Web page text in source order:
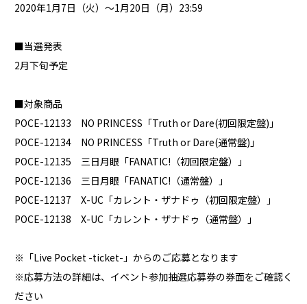
2020年1月7日（火）～1月20日（月）23:59
■当選発表
2月下旬予定
■対象商品
POCE-12133 NO PRINCESS「Truth or Dare(初回限定盤)」
POCE-12134 NO PRINCESS「Truth or Dare(通常盤)」
POCE-12135 三日月眼「FANATIC!（初回限定盤）」
POCE-12136 三日月眼「FANATIC!（通常盤）」
POCE-12137 X-UC「カレント・ザナドゥ（初回限定盤）」
POCE-12138 X-UC「カレント・ザナドゥ（通常盤）」
※「Live Pocket -ticket-」からのご応募となります
※応募方法の詳細は、イベント参加抽選応募券の券面をご確認く
ださい